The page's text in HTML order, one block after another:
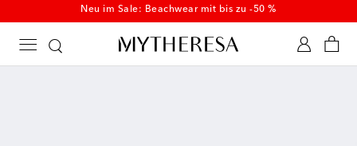
Neu im Sale: Beachwear mit bis zu -50 %